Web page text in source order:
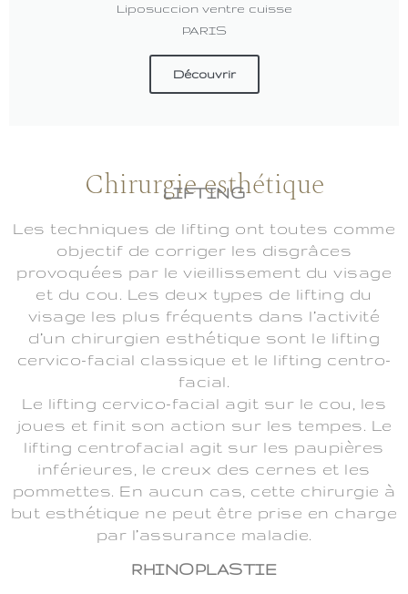
Liposuccion ventre cuisse
PARIS
Découvrir
Chirurgie esthétique
LIFTING
Les techniques de lifting ont toutes comme
objectif de corriger les disgrâces
provoquées par le vieillissement du visage
et du cou. Les deux types de lifting du
visage les plus fréquents dans l’activité
d’un chirurgien esthétique sont le lifting
cervico-facial classique et le lifting centro-
facial.
Le lifting cervico-facial agit sur le cou, les
joues et finit son action sur les tempes. Le
lifting centrofacial agit sur les paupières
inférieures, le creux des cernes et les
pommettes. En aucun cas, cette chirurgie à
but esthétique ne peut être prise en charge
par l’assurance maladie.
RHINOPLASTIE